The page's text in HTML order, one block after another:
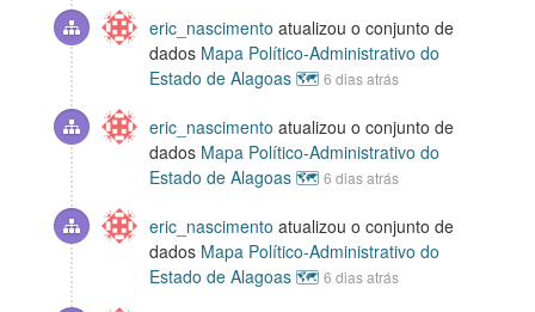
eric_nascimento atualizou o conjunto de
dados Mapa Político-Administrativo do
Estado de Alagoas 🗺️ 6 dias atrás
eric_nascimento atualizou o conjunto de
dados Mapa Político-Administrativo do
Estado de Alagoas 🗺️ 6 dias atrás
eric_nascimento atualizou o conjunto de
dados Mapa Político-Administrativo do
Estado de Alagoas 🗺️ 6 dias atrás